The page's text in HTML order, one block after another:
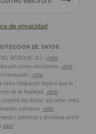
de privacidad
DE DATOS
BOSQUE, S.L. +info
por correo electrónico. +info
interesado. +info
salvo obligación legal o que la
de la finalidad. +info
los datos, así como otros
adicional. +info
adicional y detallada sobre
aquí.